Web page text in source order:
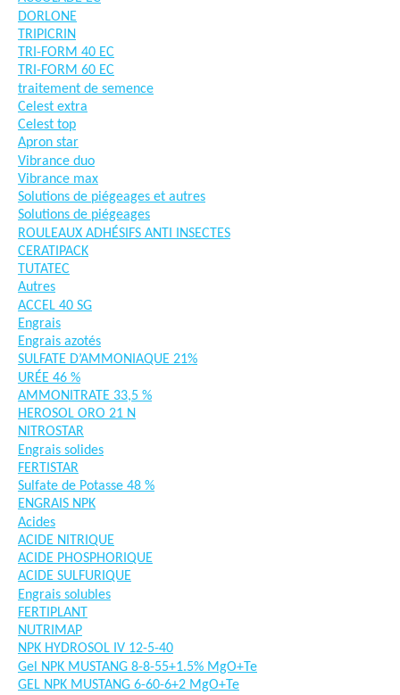
DORLONE
TRIPICRIN
TRI-FORM 40 EC
TRI-FORM 60 EC
traitement de semence
Celest extra
Celest top
Apron star
Vibrance duo
Vibrance max
Solutions de piégeages et autres
Solutions de piégeages
ROULEAUX ADHÉSIFS ANTI INSECTES
CERATIPACK
TUTATEC
Autres
ACCEL 40 SG
Engrais
Engrais azotés
SULFATE D’AMMONIAQUE 21%
URÉE 46 %
AMMONITRATE 33,5 %
HEROSOL ORO 21 N
NITROSTAR
Engrais solides
FERTISTAR
Sulfate de Potasse 48 %
ENGRAIS NPK
Acides
ACIDE NITRIQUE
ACIDE PHOSPHORIQUE
ACIDE SULFURIQUE
Engrais solubles
FERTIPLANT
NUTRIMAP
NPK HYDROSOL IV 12-5-40
Gel NPK MUSTANG 8-8-55+1.5% MgO+Te
GEL NPK MUSTANG 6-60-6+2 MgO+Te